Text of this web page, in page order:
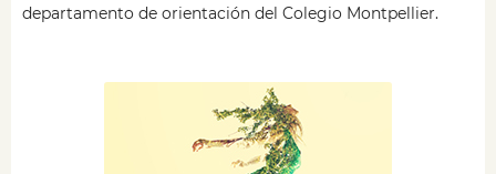
departamento de orientación del Colegio Montpellier.